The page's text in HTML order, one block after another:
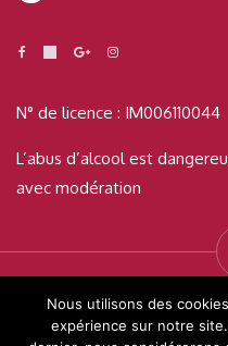
N° de licence : IM006110044
L’abus d’alcool est
avec modération
© Wines & Châteaux 2019
Nous utilisons des
expérience sur notre